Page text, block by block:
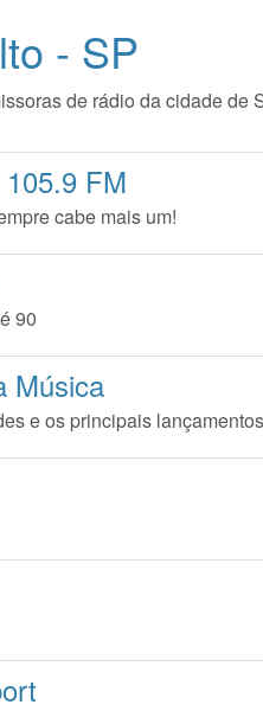
- SP
de rádio da cidade de
FM
cabe mais um!
90
Música
e os principais